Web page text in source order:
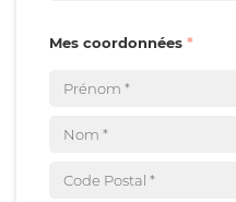
Mes coordonnées